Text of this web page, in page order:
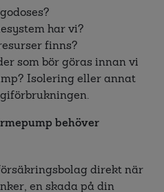
har vi?
finns?
som bör göras innan vi
Isolering eller annat
behöver
direkt när
en skada på din